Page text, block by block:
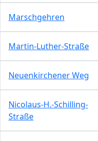
Marschgehren
Martin-Luther-Straße
Neuenkirchener Weg
Nicolaus-H.-Schilling-
Straße